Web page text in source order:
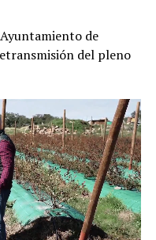
de
del pleno